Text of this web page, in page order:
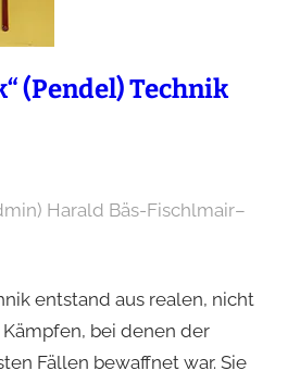
(Pendel) Technik
Harald Bäs-Fischlmair–
entstand aus realen, nicht
bei denen der
Fällen bewaffnet war. Sie